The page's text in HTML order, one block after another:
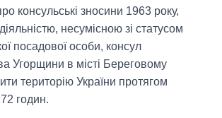
консульські зносини 1963 року,
несумісною зі статусом
посадової особи, консул
Угорщини в місті Береговому
територію України протягом
годин.